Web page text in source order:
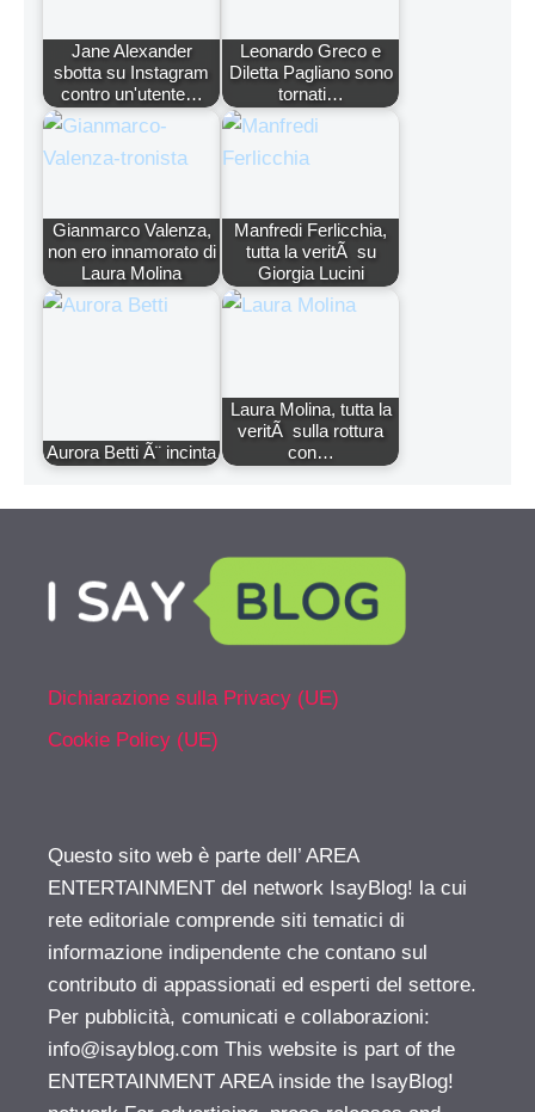
Jane Alexander
sbotta su Instagram
contro un'utente…
Leonardo Greco e
Diletta Pagliano sono
tornati…
Gianmarco Valenza,
non ero innamorato di
Laura Molina
Manfredi Ferlicchia,
tutta la veritÃ su
Giorgia Lucini
Aurora Betti Ã¨ incinta
Laura Molina, tutta la
veritÃ sulla rottura
con…
Dichiarazione sulla Privacy (UE)
Cookie Policy (UE)
Questo sito web è parte dell’ AREA
ENTERTAINMENT del network IsayBlog! la cui
rete editoriale comprende siti tematici di
informazione indipendente che contano sul
contributo di appassionati ed esperti del settore.
Per pubblicità, comunicati e collaborazioni:
info@isayblog.com This website is part of the
ENTERTAINMENT AREA inside the IsayBlog!